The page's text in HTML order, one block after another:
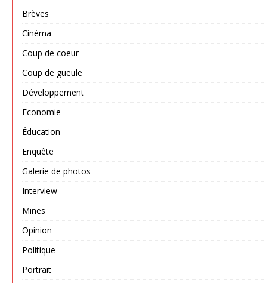
Brèves
Cinéma
Coup de coeur
Coup de gueule
Développement
Economie
Éducation
Enquête
Galerie de photos
Interview
Mines
Opinion
Politique
Portrait